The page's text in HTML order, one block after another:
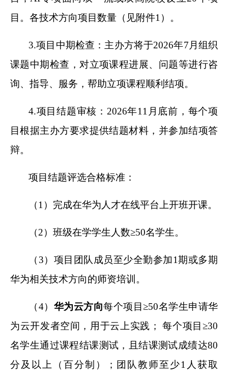
目。各技术方向项目数量（见附件1）。
3.项目中期检查：主办方将于2026年7月组织
课题中期检查，对立项课程进展、问题等进行咨
询、指导、服务，帮助立项课程顺利结项。
4.项目结题审核：2026年11月底前，每个项
目根据主办方要求提供结题材料，并参加结项答
辩。
项目结题评选合格标准：
（1）完成在华为人才在线平台上开班开课。
（2）班级在学学生人数≥50名学生。
（3）项目团队成员至少全勤参加1期或多期
华为相关技术方向的师资培训。
（4） 华为云方向每个项目≥50名学生申请华
为云开发者空间，用于云上实践； 每个项目≥30
名学生通过课程结课测试，且结课测试成绩达80
分及以上（百分制）；团队教师至少1人获取